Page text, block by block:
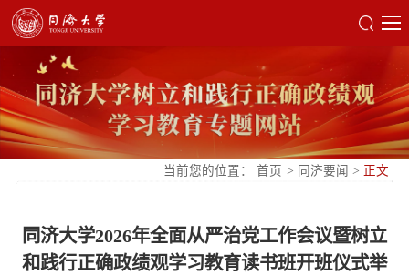
当前您的位置： 首页 > 同济要闻 > 正文
同济大学2026年全面从严治党工作会议暨树立
和践行正确政绩观学习教育读书班开班仪式举